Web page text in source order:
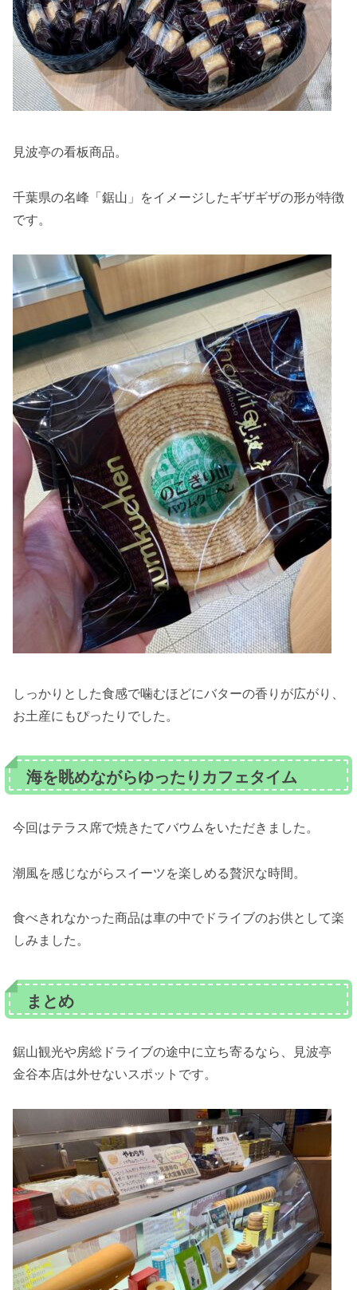
見波亭の看板商品。
千葉県の名峰「鋸山」をイメージしたギザギザの形が特徴
です。
しっかりとした食感で噛むほどにバターの香りが広がり、
お土産にもぴったりでした。
海を眺めながらゆったりカフェタイム
今回はテラス席で焼きたてバウムをいただきました。
潮風を感じながらスイーツを楽しめる贅沢な時間。
食べきれなかった商品は車の中でドライブのお供として楽
しみました。
まとめ
鋸山観光や房総ドライブの途中に立ち寄るなら、見波亭
金谷本店は外せないスポットです。